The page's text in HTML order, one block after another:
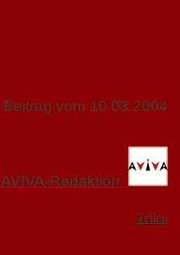
Beitrag vom 10.03.2004
AVIVA-Redaktion
Teilen